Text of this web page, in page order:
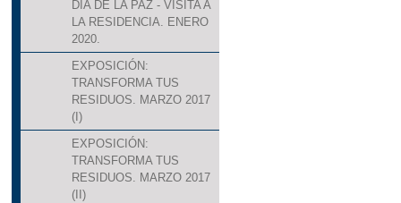
DIA DE LA PAZ - VISITA A
LA RESIDENCIA. ENERO
2020.
EXPOSICIÓN:
TRANSFORMA TUS
RESIDUOS. MARZO 2017
(I)
EXPOSICIÓN:
TRANSFORMA TUS
RESIDUOS. MARZO 2017
(II)